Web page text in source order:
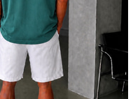
89 - 93 kg
94 - 110 kg